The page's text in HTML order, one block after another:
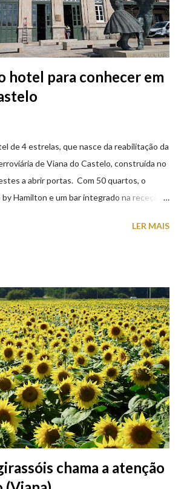
hotel para conhecer em
de 4 estrelas, que nasce da reabilitação da
de Viana do Castelo, construída no
a abrir portas. Com 50 quartos, o
Hamilton e um bar integrado na receção,
pela IP Património que homenageiam a
LER MAIS
chama a atenção